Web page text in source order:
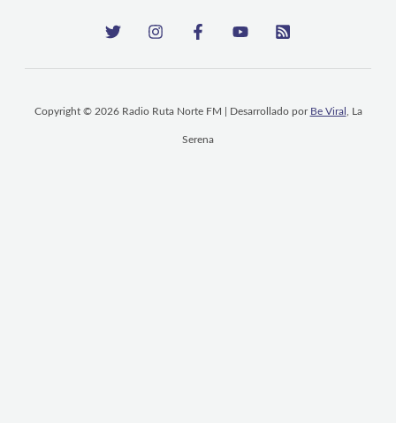
Copyright © 2026 Radio Ruta Norte FM | Desarrollado por Be Viral , La
Serena